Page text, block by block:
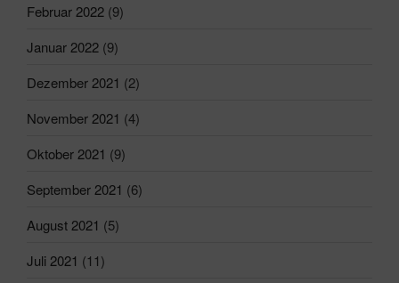
Februar 2022 (9)
Januar 2022 (9)
Dezember 2021 (2)
November 2021 (4)
Oktober 2021 (9)
September 2021 (6)
August 2021 (5)
Juli 2021 (11)